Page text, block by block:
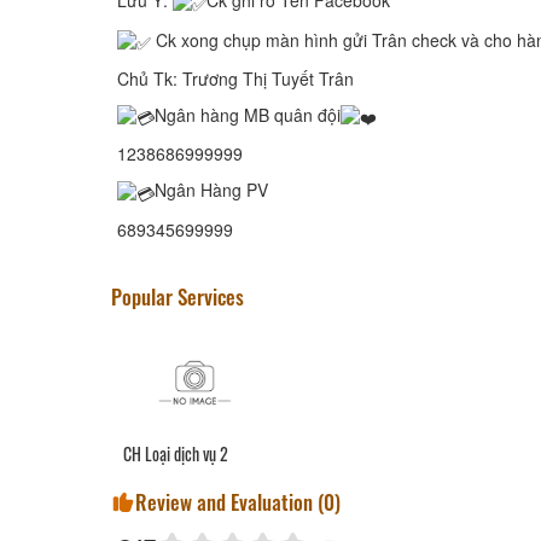
Ck xong chụp màn hình gửi Trân check và cho
Chủ Tk: Trương Thị Tuyết Trân
Ngân hàng MB quân đội
1238686999999
Ngân Hàng PV
689345699999
Popular Services
CH Loại dịch vụ 2
Review and Evaluation (0)